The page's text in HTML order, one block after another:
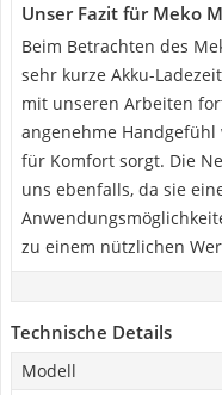
Unser Fazit für Meko
Beim Betrachten des
sehr kurze Akku-
mit unseren Arbeiten
angenehme
für Komfort sorgt. Die
uns ebenfalls, da sie
zu einem nützlichen
Technische Details
Modell